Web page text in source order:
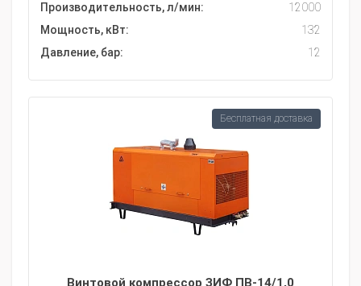
Производительность, л/мин:
12000
Мощность, кВт:
132
Давление, бар:
12
Винтовой компрессор ЗИФ ПВ-14/1,0
Бесплатная доставка